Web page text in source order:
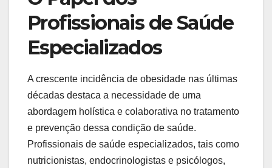
Profissionais de Saúde
Especializados
A crescente incidência de obesidade nas últimas
décadas destaca a necessidade de uma
abordagem holística e colaborativa no tratamento
e prevenção dessa condição de saúde.
Profissionais de saúde especializados, tais como
nutricionistas, endocrinologistas e psicólogos,